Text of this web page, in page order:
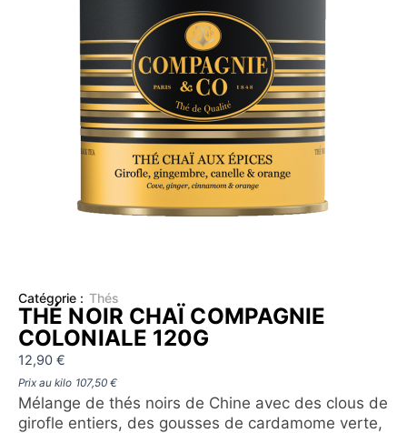
Catégorie : Thés
THÉ NOIR CHAÏ COMPAGNIE
COLONIALE 120G
12,90 €
Prix au kilo 107,50 €
Mélange de thés noirs de Chine avec des clous de
girofle entiers, des gousses de cardamome verte,